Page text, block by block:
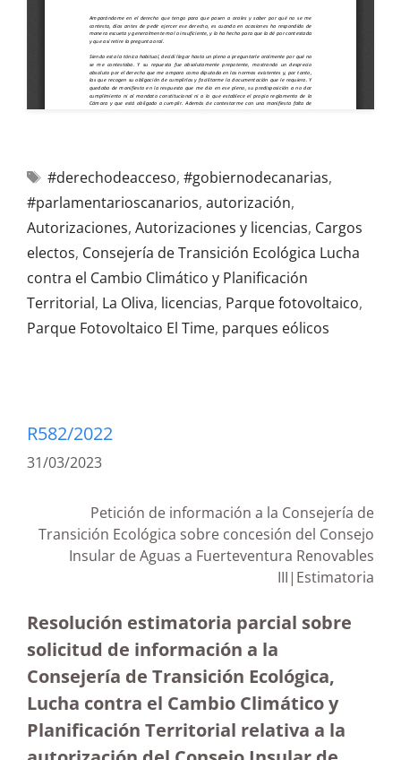
#derechodeacceso, #gobiernodecanarias,
#parlamentarioscanarios, autorización,
Autorizaciones, Autorizaciones y licencias, Cargos
electos, Consejería de Transición Ecológica Lucha
contra el Cambio Climático y Planificación
Territorial, La Oliva, licencias, Parque fotovoltaico,
Parque Fotovoltaico El Time, parques eólicos
R582/2022
31/03/2023
Petición de información a la Consejería de
Transición Ecológica sobre concesión del Consejo
Insular de Aguas a Fuerteventura Renovables
III|Estimatoria
Resolución estimatoria parcial sobre
solicitud de información a la
Consejería de Transición Ecológica,
Lucha contra el Cambio Climático y
Planificación Territorial relativa a la